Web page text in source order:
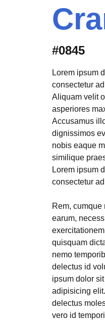
#0845
Lorem ipsum
consectetur
Aliquam velit
asperiores
Accusamus
dignissimos
nobis eaque
similique
Lorem ipsum
consectetur
Rem, cumque
earum,
quisquam
nemo
delectus id
ipsum dolor
adipisicing
delectus
vero id